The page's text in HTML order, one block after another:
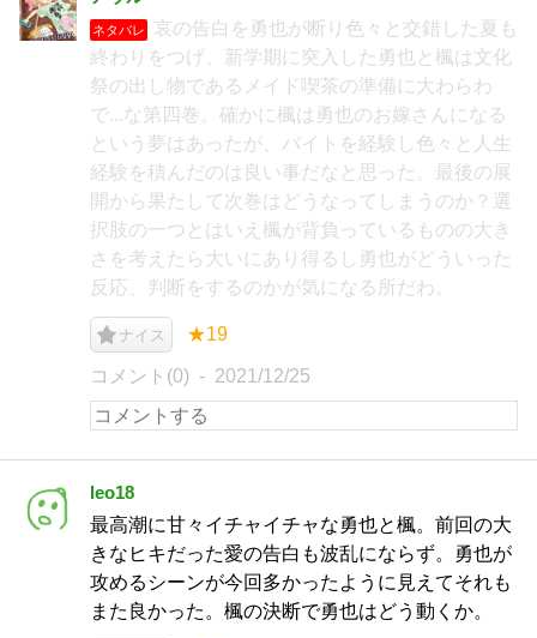
ネタバレ
哀の告白を勇也が断り色々と交錯した夏も
終わりをつげ、新学期に突入した勇也と楓は文化
祭の出し物であるメイド喫茶の準備に大わらわ
で...な第四巻。確かに楓は勇也のお嫁さんになる
という夢はあったが、バイトを経験し色々と人生
経験を積んだのは良い事だなと思った。最後の展
開から果たして次巻はどうなってしまうのか？選
択肢の一つとはいえ楓が背負っているものの大き
さを考えたら大いにあり得るし勇也がどういった
反応、判断をするのかが気になる所だわ。
ナイス ★19
コメント(0) 2021/12/25
leo18
最高潮に甘々イチャイチャな勇也と楓。前回の大
きなヒキだった愛の告白も波乱にならず。勇也が
攻めるシーンが今回多かったように見えてそれも
また良かった。楓の決断で勇也はどう動くか。